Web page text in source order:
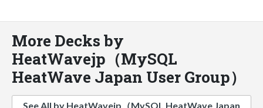
More Decks by
HeatWavejp（MySQL
HeatWave Japan User Group）
See All by HeatWavejp（MySQL HeatWave Japan